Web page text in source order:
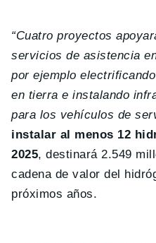
“Cuatro proyectos
servicios de asistencia
por ejemplo
en tierra e instalando
para los vehículos de
instalar al menos 12
2025, destinará 2.549
cadena de valor del
próximos años.